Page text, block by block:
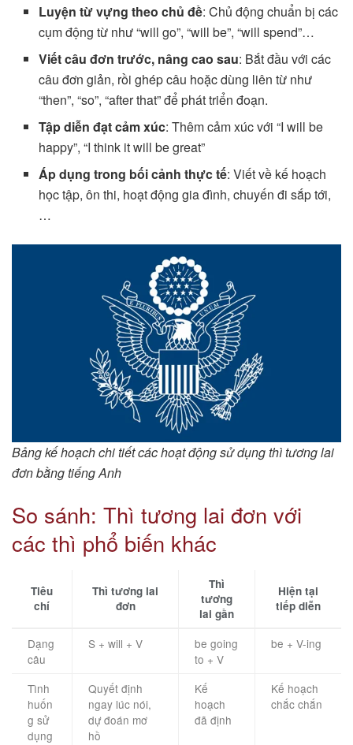
Luyện từ vựng theo chủ đề: Chủ động chuẩn bị các
cụm động từ như “will go”, “will be”, “will spend”…
Viết câu đơn trước, nâng cao sau: Bắt đầu với các
câu đơn giản, rồi ghép câu hoặc dùng liên từ như
“then”, “so”, “after that” để phát triển đoạn.
Tập diễn đạt cảm xúc: Thêm cảm xúc với “I will be
happy”, “I think it will be great”
Áp dụng trong bối cảnh thực tế: Viết về kế hoạch
học tập, ôn thi, hoạt động gia đình, chuyến đi sắp tới,
…
Bảng kế hoạch chi tiết các hoạt động sử dụng thì tương lai
đơn bằng tiếng Anh
So sánh: Thì tương lai đơn với
các thì phổ biến khác
Tiêu
chí
Thì tương lai
đơn
Thì
tương
lai gần
Hiện tại
tiếp diễn
Dạng
câu
S + will + V
be going
to + V
be + V-ing
Tình
huốn
g sử
dụng
Quyết định
ngay lúc nói,
dự đoán mơ
hồ
Kế
hoạch
đã định
Kế hoạch
chắc chắn